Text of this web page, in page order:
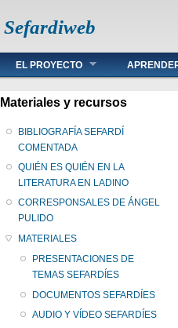
Sefardiweb
Main menu
EL PROYECTO
Materiales y recursos
BIBLIOGRAFÍA SEFARDÍ
COMENTADA
QUIÉN ES QUIÉN EN LA
LITERATURA EN LADINO
CORRESPONSALES DE ÁNGEL
PULIDO
MATERIALES
PRESENTACIONES DE
TEMAS SEFARDÍES
DOCUMENTOS SEFARDÍES
AUDIO Y VÍDEO SEFARDÍES